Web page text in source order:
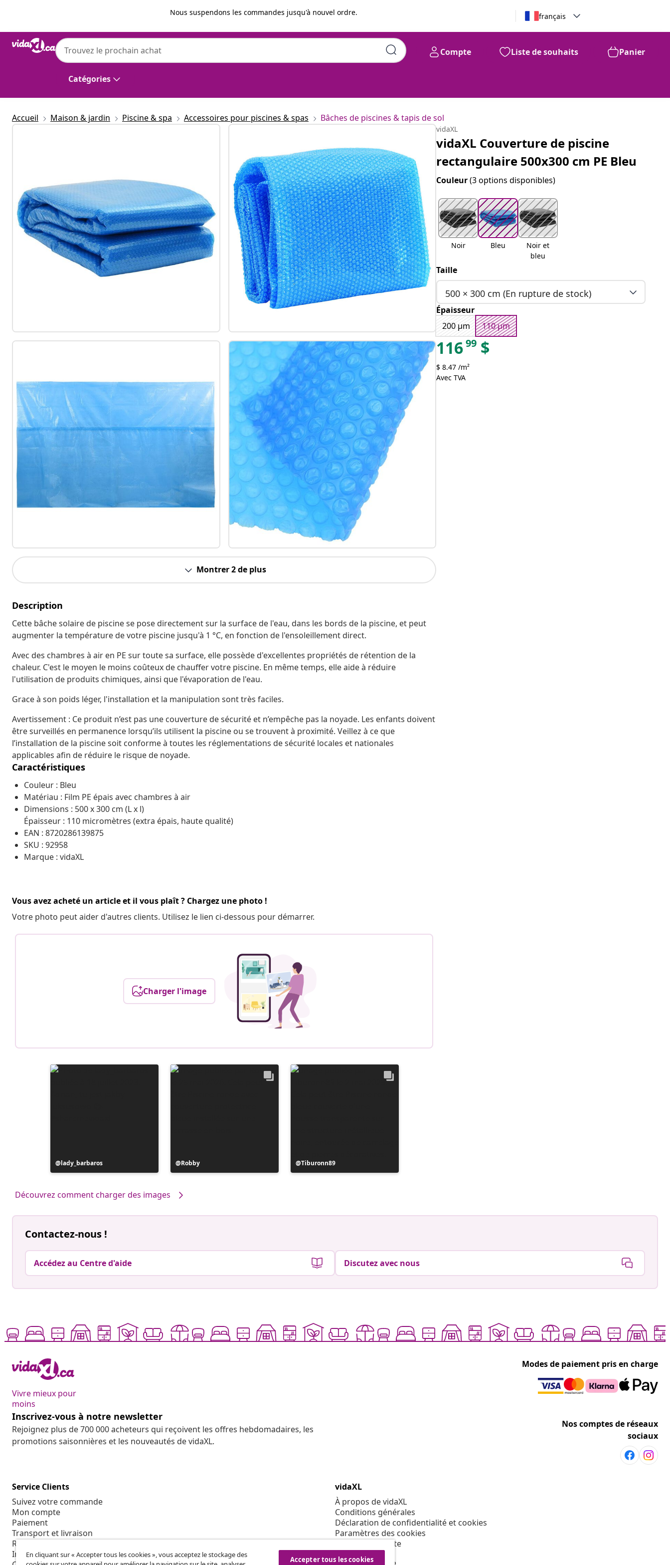
Nous suspendons les commandes jusqu'à nouvel ordre. français
Catégories
Compte Liste de souhaits Panier
vidaXL 99
Accueil Maison & jardin Piscine & spa Accessoires pour piscines & spas Bâches de piscines & tapis de sol
Montrer 2 de plus
Description
Cette bâche solaire de piscine se pose directement sur la surface de l'eau, dans les bords de la piscine, et peut
augmenter la température de votre piscine jusqu'à 1 °C, en fonction de l'ensoleillement direct.
Avec des chambres à air en PE sur toute sa surface, elle possède d'excellentes propriétés de rétention de la
chaleur. C'est le moyen le moins coûteux de chauffer votre piscine. En même temps, elle aide à réduire
l'utilisation de produits chimiques, ainsi que l'évaporation de l'eau.
Grace à son poids léger, l'installation et la manipulation sont très faciles.
Avertissement : Ce produit n’est pas une couverture de sécurité et n’empêche pas la noyade. Les enfants doivent
être surveillés en permanence lorsqu’ils utilisent la piscine ou se trouvent à proximité. Veillez à ce que
l’installation de la piscine soit conforme à toutes les réglementations de sécurité locales et nationales
applicables afin de réduire le risque de noyade.
Caractéristiques
Couleur : Bleu
Matériau : Film PE épais avec chambres à air
Dimensions : 500 x 300 cm (L x l)
Épaisseur : 110 micromètres (extra épais, haute qualité)
EAN : 8720286139875
SKU : 92958
Marque : vidaXL
Vous avez acheté un article et il vous plaît ? Chargez une photo !
Votre photo peut aider d'autres clients. Utilisez le lien ci-dessous pour démarrer.
Charger l'image
Publication
publiée
lady_barbaros
Publication
publiée
Robby
Publication
publiée
Tiburonn89
Découvrez comment charger des images
vidaXL
vidaXL Couverture de piscine
rectangulaire 500x300 cm PE Bleu
Couleur(3 options disponibles)
Noir Bleu
Noir et
bleu
Taille
500 × 300 cm (En rupture de stock)
Épaisseur
200 μm
110 μm
11699 $
$ 8.47 /m²
Avec TVA
Contactez-nous !
Accédez au Centre d'aide Discutez avec nous
Vivre mieux pour
moins
Modes de paiement pris en charge
Inscrivez-vous à notre newsletter
Rejoignez plus de 700 000 acheteurs qui reçoivent les offres hebdomadaires, les
promotions saisonnières et les nouveautés de vidaXL.
Nos comptes de réseaux
sociaux
Service Clients
Suivez votre commande
Mon compte
Paiement
Transport et livraison
Retour
Informations sur le produit
vidaXL
À propos de vidaXL
Conditions générales
Déclaration de confidentialité et cookies
Paramètres des cookies
Code de conduite
Sécurité
En cliquant sur « Accepter tous les cookies », vous acceptez le stockage des
Accepter tous les cookies